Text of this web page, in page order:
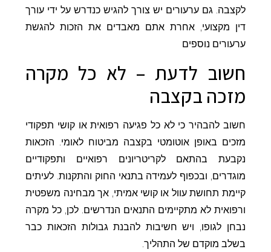
לקצבה. גם ערעורים יש צורך להגיש כנדרש על ידי עורך
דין מקצועי, אחרת אתם מאבדים את הזכות להגשת
ערעורים נוספים
חשוב לדעת – לא כל מקרה
מזכה בקצבה
חשוב להבהיר כי לא כל פגיעה רפואית או קושי תפקודי
מזכים באופן אוטומטי בקצבה מביטוח לאומי. הזכאות
נקבעת בהתאם לקריטריונים רפואיים ותפקודיים
מוגדרים, ובכפוף לעמידה בתנאי החוק והתקנות. לעיתים
קיימת תחושת עוול או קושי אמיתי, אך מבחינה משפטית
ורפואית לא מתקיימים התנאים הנדרשים. לכן, כל מקרה
נבחן לגופו, ויש חשיבות להבנת גבולות הזכאות כבר
בשלב מוקדם של התהליך.